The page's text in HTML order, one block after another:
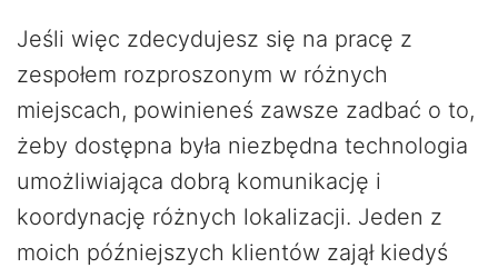
Jeśli więc zdecydujesz się na pracę z
zespołem rozproszonym w różnych
miejscach, powinieneś zawsze zadbać o to,
żeby dostępna była niezbędna technologia
umożliwiająca dobrą komunikację i
koordynację różnych lokalizacji. Jeden z
moich późniejszych klientów zajął kiedyś